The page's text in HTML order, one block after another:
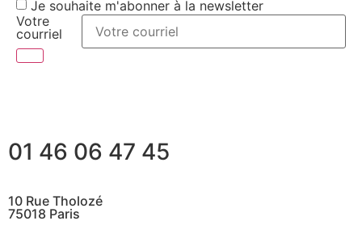
Je souhaite m'abonner à la newsletter
Votre
courriel
01 46 06 47 45
10 Rue Tholozé
75018 Paris